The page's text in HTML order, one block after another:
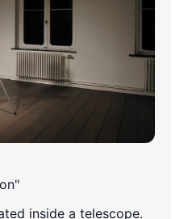
inside a telescope.